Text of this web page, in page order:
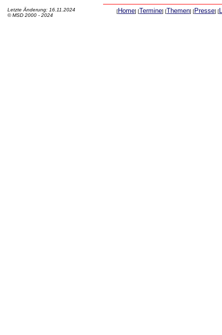
Letzte Änderung: 16.11.2024
© MSD 2000 - 2024
[Home] [Termine] [Themen] [Presse] [